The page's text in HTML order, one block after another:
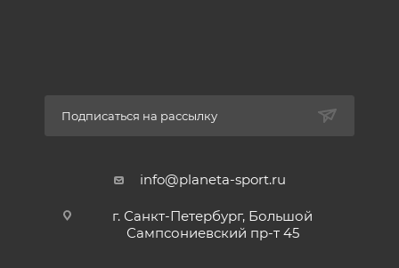
Подписаться на рассылку
info@planeta-sport.ru
г. Санкт-Петербург, Большой
Сампсониевский пр-т 45